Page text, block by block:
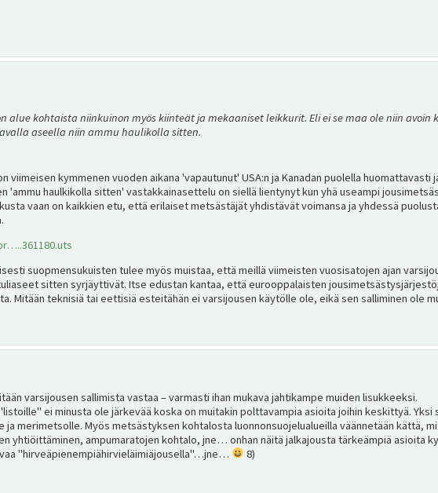
alue kohtaista niinkuinon myös kiinteät ja mekaaniset leikkurit. Eli ei se maa ole niin avoin
aseella niin ammu haulikolla sitten.
viimeisen kymmenen vuoden aikana 'vapautunut' USA:n ja Kanadan puolella huomattavasti
'ammu haulkikolla sitten' vastakkainasettelu on siellä lientynyt kun yhä useampi
vaan on kaikkien etu, että erilaiset metsästäjät yhdistävät voimansa ja yhdessä
suopmensukuisten tulee myös muistaa, että meillä viimeisten vuosisatojen ajan
sitten syrjäyttivät. Itse edustan kantaa, että eurooppalaisten
Mitään teknisiä tai eettisiä esteitähän ei varsijousen käytölle ole, eikä sen salliminen ole
varsijousen sallimista vastaa – varmasti ihan mukava jahtikampe muiden lisukkeeksi.
ei minusta ole järkevää koska on muitakin polttavampia asioita joihin keskittyä. Yksi
ja merimetsolle. Myös metsästyksen kohtalosta luonnonsuojelualueilla väännetään kättä,
yhtiöittäminen, ampumaratojen kohtalo, jne… onhan näitä jalkajousta tärkeämpiä asioita
"hirveäpienempiähirvieläimiäjousella"…jne…
8)